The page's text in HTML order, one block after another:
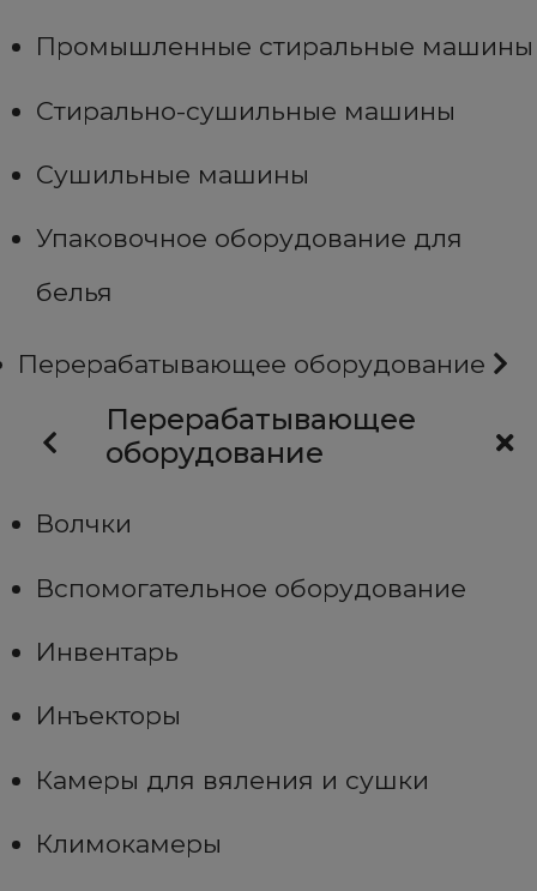
Промышленные стиральные машины
Стирально-сушильные машины
Сушильные машины
Упаковочное оборудование для
белья
Перерабатывающее оборудование
Перерабатывающее
оборудование
Волчки
Вспомогательное оборудование
Инвентарь
Инъекторы
Камеры для вяления и сушки
Климокамеры